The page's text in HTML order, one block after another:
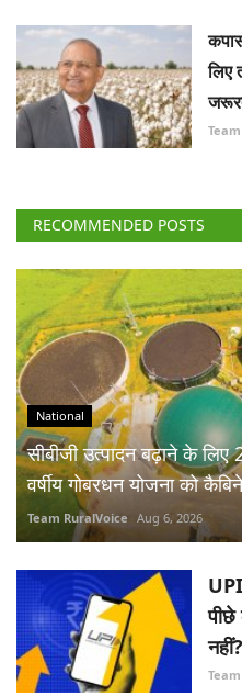
लिए
RECOMMENDED POSTS
National
सीबीजी उत्पादन बढ़ाने के
वर्षीय गोबरधन योजना को
Team RuralVoice Aug 6, 2026
पीछे
नहीं?